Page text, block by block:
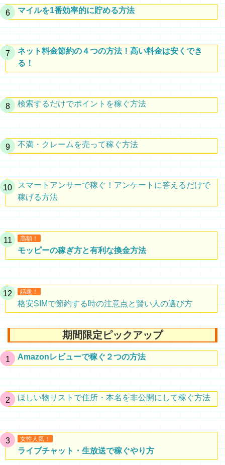
マイルを1番効率的に貯める方法
ネット料金節約の４つの方法！高い料金は安くでき
る！
検索するだけでポイントを稼ぐ方法
不満・クレームを売って稼ぐ方法
スマートアンサーで稼ぐ！アンケートに答えるだけで
稼げる方法
高額！
モッピーの稼ぎ方と有利な換金方法
話題！
格安SIMで節約する時の注意点と賢い人の選び方
期間限定ピックアップ
Amazonレビューで稼ぐ２つの方法
ほしい物リストで住所・本名を非公開にして稼ぐ方法
女性人気！
ライブチャット・生放送で稼ぐやり方